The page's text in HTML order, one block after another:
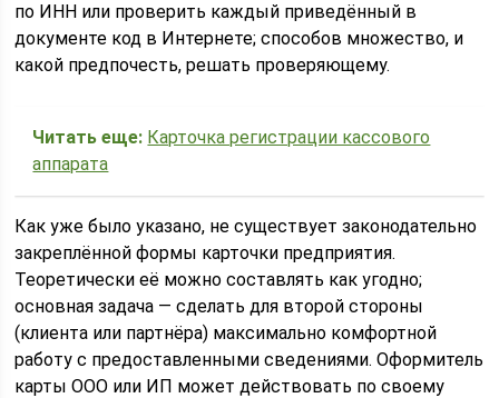
по ИНН или проверить каждый приведённый в
документе код в Интернете; способов множество, и
какой предпочесть, решать проверяющему.
Читать еще: Карточка регистрации кассового
аппарата
Как уже было указано, не существует законодательно
закреплённой формы карточки предприятия.
Теоретически её можно составлять как угодно;
основная задача — сделать для второй стороны
(клиента или партнёра) максимально комфортной
работу с предоставленными сведениями. Оформитель
карты ООО или ИП может действовать по своему